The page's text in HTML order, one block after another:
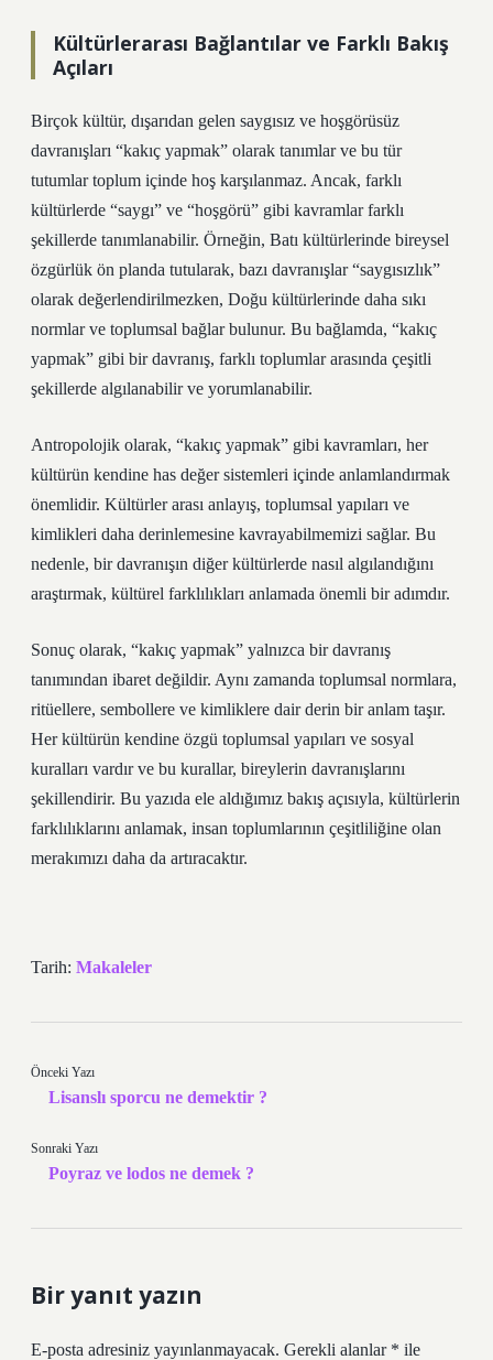
Kültürlerarası Bağlantılar ve Farklı Bakış
Açıları
Birçok kültür, dışarıdan gelen saygısız ve hoşgörüsüz
davranışları “kakıç yapmak” olarak tanımlar ve bu tür
tutumlar toplum içinde hoş karşılanmaz. Ancak, farklı
kültürlerde “saygı” ve “hoşgörü” gibi kavramlar farklı
şekillerde tanımlanabilir. Örneğin, Batı kültürlerinde bireysel
özgürlük ön planda tutularak, bazı davranışlar “saygısızlık”
olarak değerlendirilmezken, Doğu kültürlerinde daha sıkı
normlar ve toplumsal bağlar bulunur. Bu bağlamda, “kakıç
yapmak” gibi bir davranış, farklı toplumlar arasında çeşitli
şekillerde algılanabilir ve yorumlanabilir.
Antropolojik olarak, “kakıç yapmak” gibi kavramları, her
kültürün kendine has değer sistemleri içinde anlamlandırmak
önemlidir. Kültürler arası anlayış, toplumsal yapıları ve
kimlikleri daha derinlemesine kavrayabilmemizi sağlar. Bu
nedenle, bir davranışın diğer kültürlerde nasıl algılandığını
araştırmak, kültürel farklılıkları anlamada önemli bir adımdır.
Sonuç olarak, “kakıç yapmak” yalnızca bir davranış
tanımından ibaret değildir. Aynı zamanda toplumsal normlara,
ritüellere, sembollere ve kimliklere dair derin bir anlam taşır.
Her kültürün kendine özgü toplumsal yapıları ve sosyal
kuralları vardır ve bu kurallar, bireylerin davranışlarını
şekillendirir. Bu yazıda ele aldığımız bakış açısıyla, kültürlerin
farklılıklarını anlamak, insan toplumlarının çeşitliliğine olan
merakımızı daha da artıracaktır.
Tarih: Makaleler
Önceki Yazı
Lisanslı sporcu ne demektir ?
Sonraki Yazı
Poyraz ve lodos ne demek ?
Bir yanıt yazın
E-posta adresiniz yayınlanmayacak. Gerekli alanlar * ile